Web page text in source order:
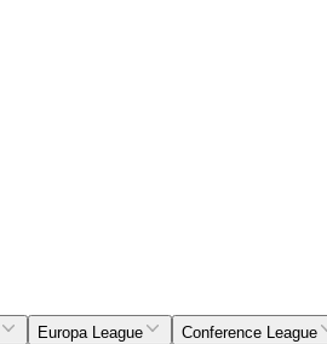
Europa League Conference League